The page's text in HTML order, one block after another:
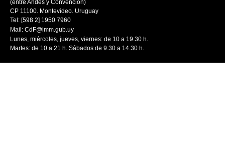
(entre Andes y Convención)
CP 11100. Montevideo. Uruguay
Tel: [598 2] 1950 7960
Mail: CdF@imm.gub.uy
Lunes, miércoles, jueves, viernes: de 10 a 19.30 h.
Martes: de 10 a 21 h. Sábados de 9.30 a 14.30 h.